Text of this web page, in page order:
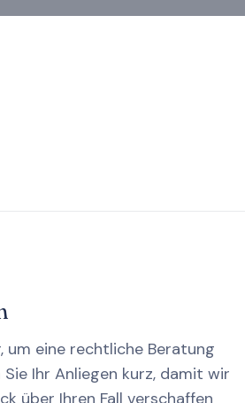
um eine rechtliche Beratung
Ihr Anliegen kurz, damit wir
über Ihren Fall verschaffen